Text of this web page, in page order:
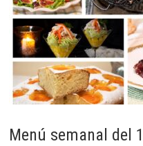
Menú semanal del